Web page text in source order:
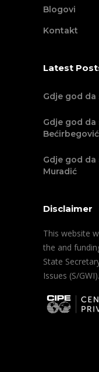
Blogovi
Kontakt
Latest
Gdje god da
Gdje god da
Bećirbegović
Gdje god da
Muradić
Disclaimer
This website
the and
State
Issues (S/GWI).